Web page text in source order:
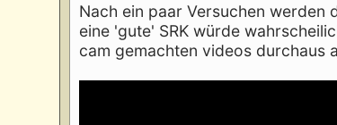
Nach ein paar Versuchen
eine 'gute' SRK würde
cam gemachten videos durchaus